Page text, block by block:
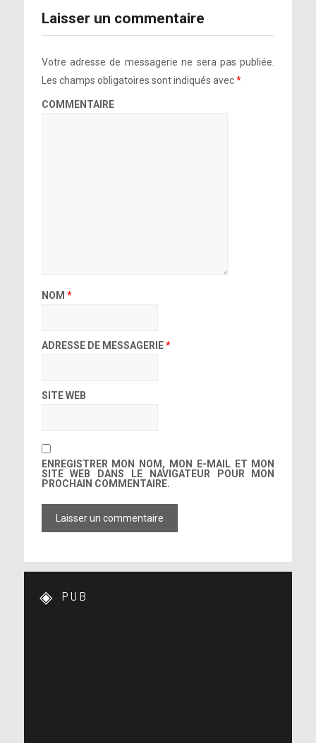
Laisser un commentaire
Votre adresse de messagerie ne sera pas publiée.
Les champs obligatoires sont indiqués avec*
COMMENTAIRE
NOM *
ADRESSE DE MESSAGERIE*
SITE WEB
ENREGISTRER MON NOM, MON E-MAIL ET MON
SITE WEB DANS LE NAVIGATEUR POUR MON
PROCHAIN COMMENTAIRE.
PUB